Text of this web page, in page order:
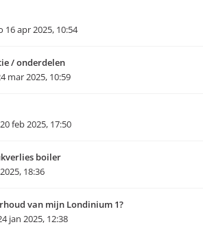
16 apr 2025, 10:54
/ onderdelen
mar 2025, 10:59
feb 2025, 17:50
boiler
18:36
van mijn Londinium 1?
jan 2025, 12:38